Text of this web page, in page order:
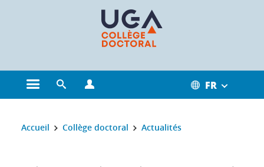
Ouvrir le menu principal
Ouvrir le moteur de recherche FR
Vous êtes ici :
Accueil Collège doctoral Actualités